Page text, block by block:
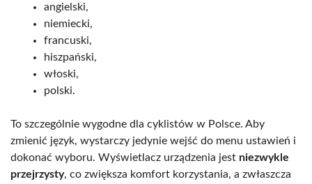
angielski,
niemiecki,
francuski,
hiszpański,
włoski,
polski.
To szczególnie wygodne dla cyklistów w Polsce. Aby
zmienić język, wystarczy jedynie wejść do menu ustawień i
dokonać wyboru. Wyświetlacz urządzenia jest niezwykle
przejrzysty, co zwiększa komfort korzystania, a zwłaszcza